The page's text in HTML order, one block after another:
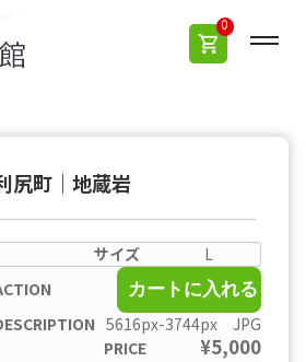
0
尻町｜地蔵岩
L
カートに入れる
5616px-3744px JPG
¥5,000